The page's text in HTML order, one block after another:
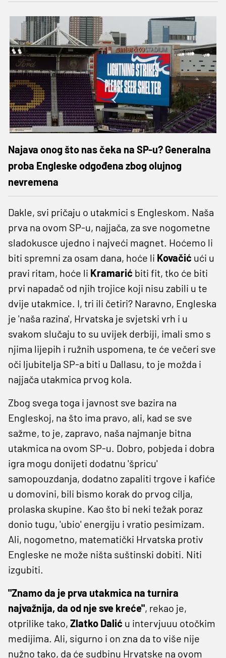
Najava onog što nas čeka na SP-u? Generalna
proba Engleske odgođena zbog olujnog
nevremena
Dakle, svi pričaju o utakmici s Engleskom. Naša
prva na ovom SP-u, najjača, za sve nogometne
sladokusce ujedno i najveći magnet. Hoćemo li
biti spremni za osam dana, hoće li Kovačić ući u
pravi ritam, hoće li Kramarić biti fit, tko će biti
prvi napadač od njih trojice koji nisu zabili u te
dvije utakmice. I, tri ili četiri? Naravno, Engleska
je 'naša razina', Hrvatska je svjetski vrh i u
svakom slučaju to su uvijek derbiji, imali smo s
njima lijepih i ružnih uspomena, te će večeri sve
oči ljubitelja SP-a biti u Dallasu, to je možda i
najjača utakmica prvog kola.
Zbog svega toga i javnost sve bazira na
Engleskoj, na što ima pravo, ali, kad se sve
sažme, to je, zapravo, naša najmanje bitna
utakmica na ovom SP-u. Dobro, pobjeda i dobra
igra mogu donijeti dodatnu 'špricu'
samopouzdanja, dodatno zapaliti trgove i kafiće
u domovini, bili bismo korak do prvog cilja,
prolaska skupine. Kao što bi neki težak poraz
donio tugu, 'ubio' energiju i vratio pesimizam.
Ali, nogometno, matematički Hrvatska protiv
Engleske ne može ništa suštinski dobiti. Niti
izgubiti.
"Znamo da je prva utakmica na turnira
najvažnija, da od nje sve kreće", rekao je,
otprilike tako, Zlatko Dalić u intervjuuu otočkim
medijima. Ali, sigurno i on zna da to više nije
nužno tako, da će sudbinu Hrvatske na ovom